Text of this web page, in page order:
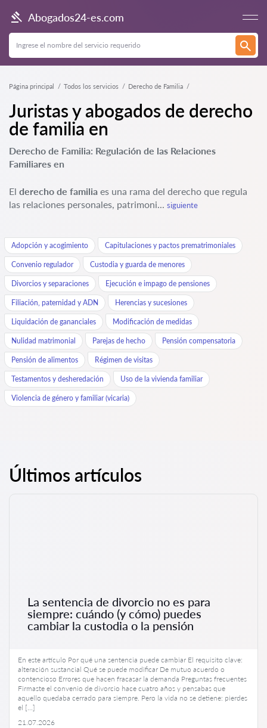
Abogados24-es.com
Página principal Todos los servicios Derecho de Familia
Juristas y abogados de derecho
de familia en
Derecho de Familia: Regulación de las Relaciones
Familiares en
El derecho de familia es una rama del derecho que regula
las relaciones personales, patrimoni... siguiente
Adopción y acogimiento Capitulaciones y pactos prematrimoniales
Convenio regulador Custodia y guarda de menores
Divorcios y separaciones Ejecución e impago de pensiones
Filiación, paternidad y ADN Herencias y sucesiones
Liquidación de gananciales Modificación de medidas
Nulidad matrimonial Parejas de hecho Pensión compensatoria
Pensión de alimentos Régimen de visitas
Testamentos y desheredación Uso de la vivienda familiar
Violencia de género y familiar (vicaria)
Últimos artículos
La sentencia de divorcio no es para
siempre: cuándo (y cómo) puedes
cambiar la custodia o la pensión
En este artículo Por qué una sentencia puede cambiar El requisito clave:
alteración sustancial Qué se puede modificar De mutuo acuerdo o
contencioso Errores que hacen fracasar la demanda Preguntas frecuentes
Firmaste el convenio de divorcio hace cuatro años y pensabas que
aquello quedaba cerrado para siempre. Pero la vida no se detiene: pierdes
el […]
21.07.2026